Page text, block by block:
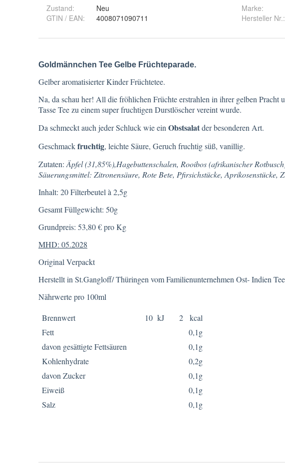
Zustand:
Neu
GTIN / EAN:
4008071090711
Marke:
Hersteller Nr.: